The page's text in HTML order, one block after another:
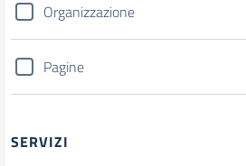
Organizzazione
Pagine
SERVIZI